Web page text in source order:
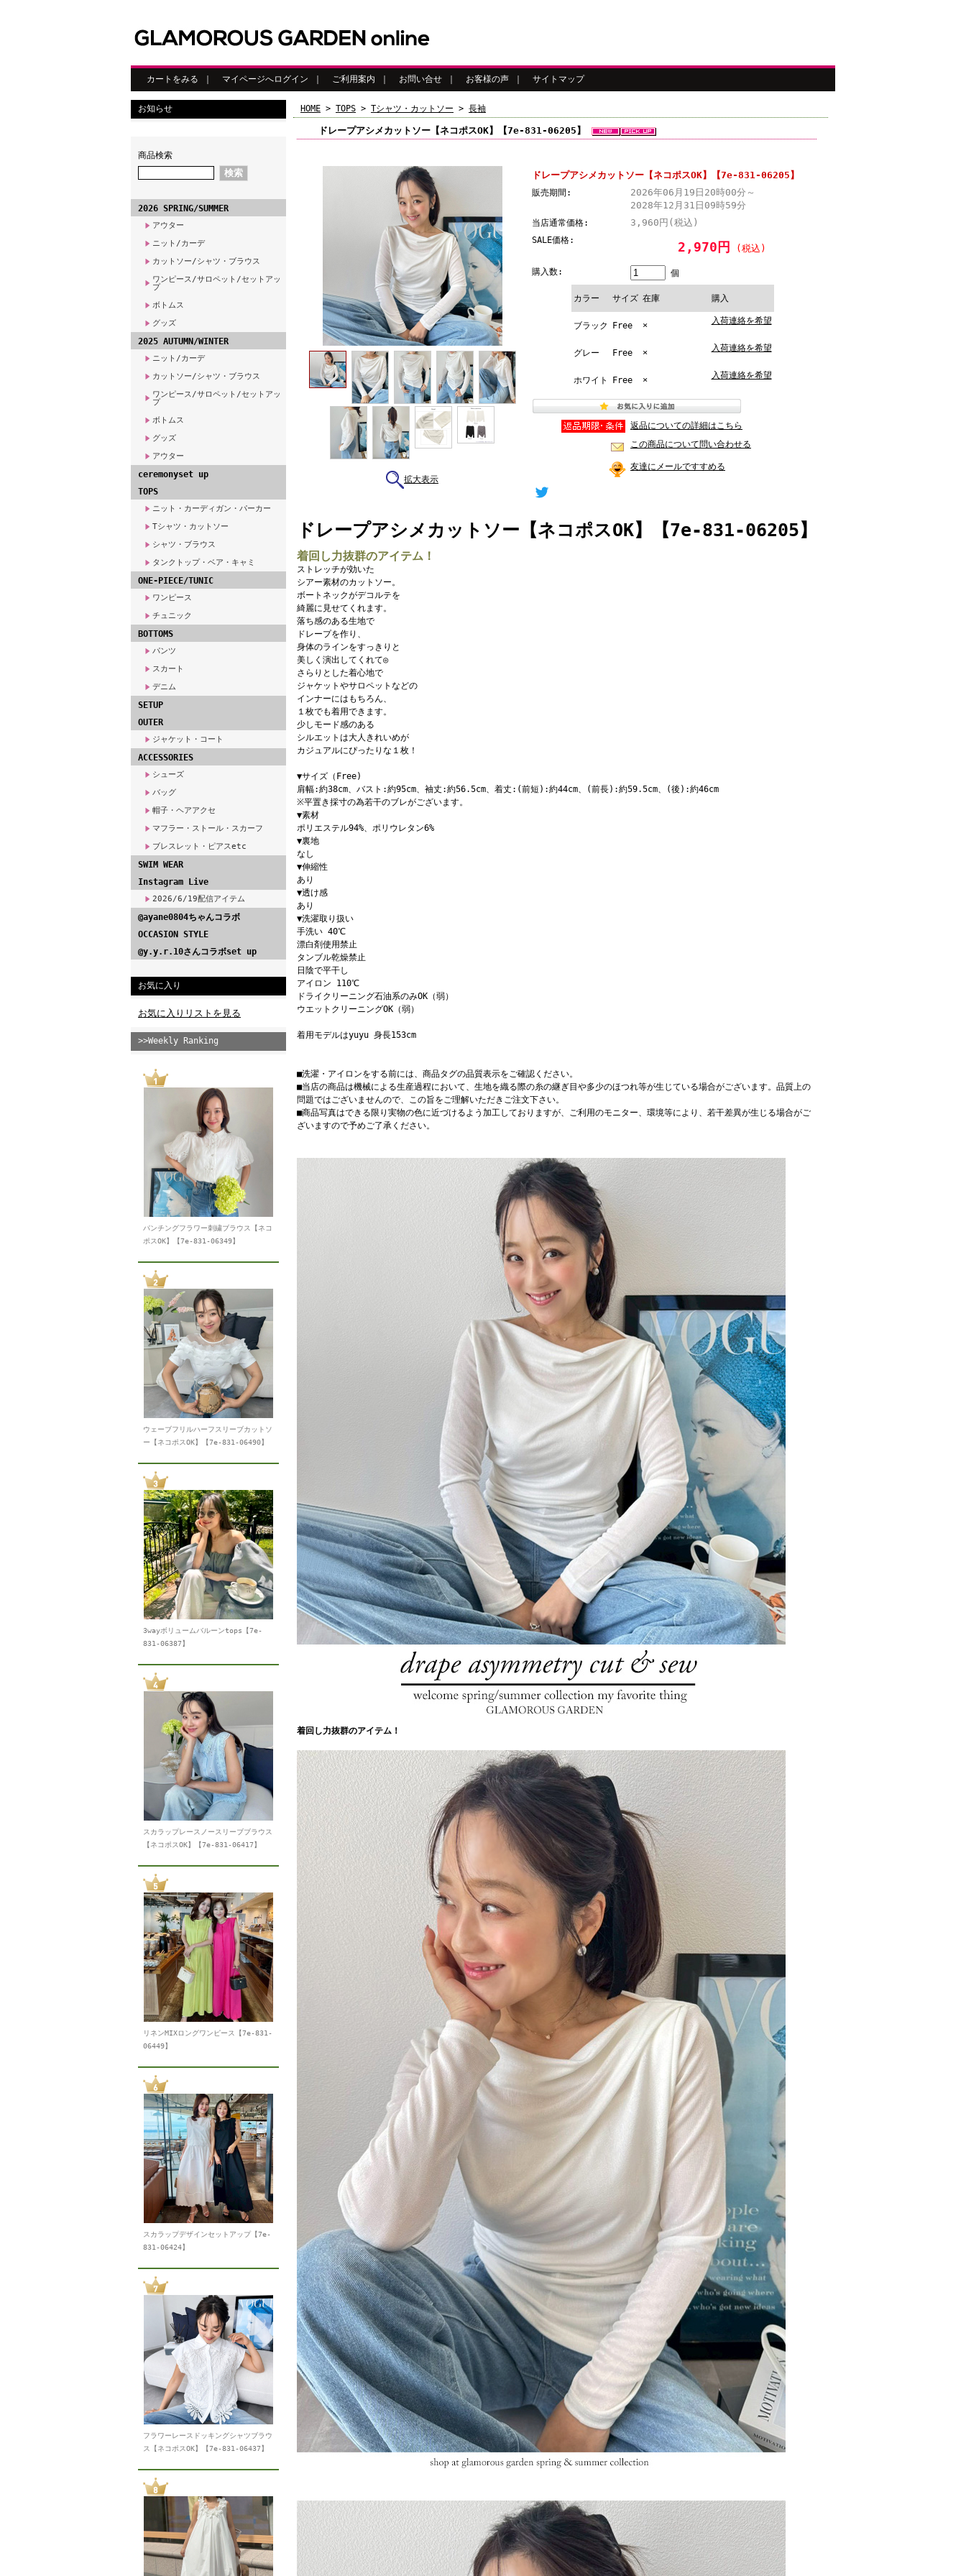
カートをみる マイページへログイン ご利用案内 お問い合せ お客様の声 サイトマップ
お知らせ
商品検索
2026 SPRING/SUMMER
アウター
ニット/カーデ
カットソー/シャツ・ブラウス
ワンピース/サロペット/セットアッ
プ
ボトムス
グッズ
2025 AUTUMN/WINTER
ニット/カーデ
カットソー/シャツ・ブラウス
ワンピース/サロペット/セットアッ
プ
ボトムス
グッズ
アウター
ceremonyset up
TOPS
ニット・カーディガン・パーカー
Tシャツ・カットソー
シャツ・ブラウス
タンクトップ・ベア・キャミ
ONE-PIECE/TUNIC
ワンピース
チュニック
BOTTOMS
パンツ
スカート
デニム
SETUP
OUTER
ジャケット・コート
ACCESSORIES
シューズ
バッグ
帽子・ヘアアクセ
マフラー・ストール・スカーフ
ブレスレット・ピアスetc
SWIM WEAR
Instagram Live
2026/6/19配信アイテム
@ayane0804ちゃんコラボ
OCCASION STYLE
@y.y.r.10さんコラボset up
お気に入り
お気に入りリストを見る
>>Weekly Ranking
パンチングフラワー刺繍ブラウス【ネコ
ポスOK】【7e-831-06349】
ウェーブフリルハーフスリーブカットソ
ー【ネコポスOK】【7e-831-06490】
3wayボリュームバルーンtops【7e-
831-06387】
スカラップレースノースリーブブラウス
【ネコポスOK】【7e-831-06417】
リネンMIXロングワンピース【7e-831-
06449】
スカラップデザインセットアップ【7e-
831-06424】
フラワーレースドッキングシャツブラウ
ス【ネコポスOK】【7e-831-06437】
HOME > TOPS > Tシャツ・カットソー > 長袖
ドレープアシメカットソー【ネコポスOK】【7e-831-06205】
拡大表示
ドレープアシメカットソー【ネコポスOK】【7e-831-06205】
販売期間:
2026年06月19日20時00分～
2028年12月31日09時59分
当店通常価格: 3,960円(税込)
SALE価格: 2,970円 (税込)
購入数: 個
カラー サイズ 在庫 購入
ブラック Free × 入荷連絡を希望
グレー Free × 入荷連絡を希望
ホワイト Free × 入荷連絡を希望
返品についての詳細はこちら
この商品について問い合わせる
友達にメールですすめる
ドレープアシメカットソー【ネコポスOK】【7e-831-06205】
着回し力抜群のアイテム！
ストレッチが効いた
シアー素材のカットソー。
ボートネックがデコルテを
綺麗に見せてくれます。
落ち感のある生地で
ドレープを作り、
身体のラインをすっきりと
美しく演出してくれて◎
さらりとした着心地で
ジャケットやサロペットなどの
インナーにはもちろん、
１枚でも着用できます。
少しモード感のある
シルエットは大人きれいめが
カジュアルにぴったりな１枚！
▼サイズ（Free)
肩幅:約38cm、バスト:約95cm、袖丈:約56.5cm、着丈:(前短):約44cm、(前長):約59.5cm、(後):約46cm
※平置き採寸の為若干のブレがございます。
▼素材
ポリエステル94%、ポリウレタン6%
▼裏地
なし
▼伸縮性
あり
▼透け感
あり
▼洗濯取り扱い
手洗い 40℃
漂白剤使用禁止
タンブル乾燥禁止
日陰で平干し
アイロン 110℃
ドライクリーニング石油系のみOK（弱）
ウエットクリーニングOK（弱）
着用モデルはyuyu 身長153cm
■洗濯・アイロンをする前には、商品タグの品質表示をご確認ください。
■当店の商品は機械による生産過程において、生地を織る際の糸の継ぎ目や多少のほつれ等が生じている場合がございます。品質上の
問題ではございませんので、この旨をご理解いただきご注文下さい。
■商品写真はできる限り実物の色に近づけるよう加工しておりますが、ご利用のモニター、環境等により、若干差異が生じる場合がご
ざいますので予めご了承ください。
着回し力抜群のアイテム！